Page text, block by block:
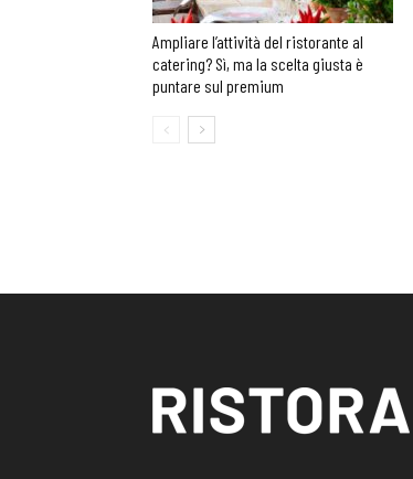
Ampliare l’attività del ristorante al
catering? Sì, ma la scelta giusta è
puntare sul premium